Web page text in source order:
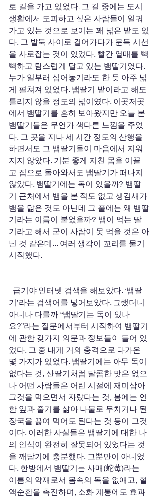
로 길을 가고 있었다. 그 길 중에는 도시
생활에서 도피하고 싶은 사람들이 일궈
가고 있는 것으로 보이는 꽤 넓은 밭도 있
다. 그 밭둑 사이로 걸어가다가 문득 시선
을 사로잡는 것이 있었다. 빨간 열매를 빽
빽하고 탐스럽게 달고 있는 뱀딸기였다.
누가 일부러 심어놓기라도 한 듯 아주 넓
게 펼쳐져 있었다. 뱀딸기 밭이라고 해도
틀리지 않을 정도의 넓이였다. 이곳저곳
에서 뱀딸기를 흔히 보아왔지만 오늘 본
뱀딸기들은 무언가 색다른 느낌을 주었
다. 그 곳을 지나 세 시간 정도의 산행을
하면서도 그 뱀딸기들이 마음에서 지워
지지 않았다. 기분 좋게 지친 몸을 이끌
고 집으로 돌아와서도 뱀딸기가 떠나지
않았다. 뱀딸기에는 독이 있을까? 뱀딸
기 근처에서 뱀을 본 적도 없고 생김새가
뱀을 닮은 것도 아닌데 그 풀에는 왜 뱀딸
기라는 이름이 붙었을까? 뱀이 먹는 딸
기라고 해서 굳이 사람이 못 먹을 것은 아
닌 것 같은데... 여러 생각이 꼬리를 물기
시작했다.
기’라는 검색어를 넣어보았다. 그랬더니
아니나 다를까 “뱀딸기는 독이 있나
요?”라는 질문에서부터 시작하여 뱀딸기
에 관한 갖가지 의문과 정보들이 들어 있
었다. 그 중 내게 거의 충격으로 다가온
몇 가지가 있었다. 뱀딸기에는 아무 독이
없다는 것, 산딸기처럼 달콤한 맛은 없으
나 어떤 사람들은 어린 시절에 재미삼아
그것을 먹으면서 자랐다는 것, 봄에는 연
한 잎과 줄기를 삶아 나물로 무치거나 된
장국을 끓여 먹어도 된다는 것 등이 그것
이다. 이러한 사실들은 뱀딸기에 대한 나
의 인식이 완전히 잘못되어 있었다는 것
을 깨닫기에 충분했다. 그뿐만이 아니었
다. 한방에서 뱀딸기는 사매(蛇莓)라는
이름의 약재로서 몸속의 독을 없애고, 혈
액순환을 촉진하며, 소화 계통에도 효과